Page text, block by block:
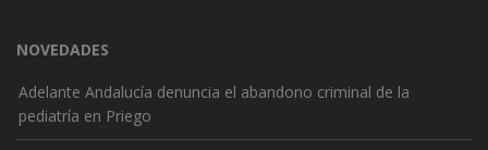
NOVEDADES
Adelante Andalucía denuncia el abandono criminal de la
pediatría en Priego